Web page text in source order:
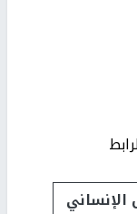
الإنساني